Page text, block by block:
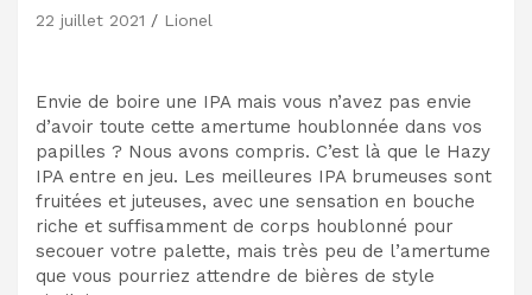
22 juillet 2021 Lionel
Envie de boire une IPA mais vous n’avez pas envie
d’avoir toute cette amertume houblonnée dans vos
papilles ? Nous avons compris. C’est là que le Hazy
IPA entre en jeu. Les meilleures IPA brumeuses sont
fruitées et juteuses, avec une sensation en bouche
riche et suffisamment de corps houblonné pour
secouer votre palette, mais très peu de l’amertume
que vous pourriez attendre de bières de style